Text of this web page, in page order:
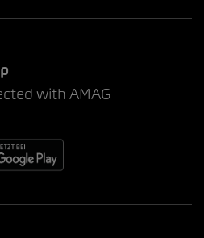
with AMAG